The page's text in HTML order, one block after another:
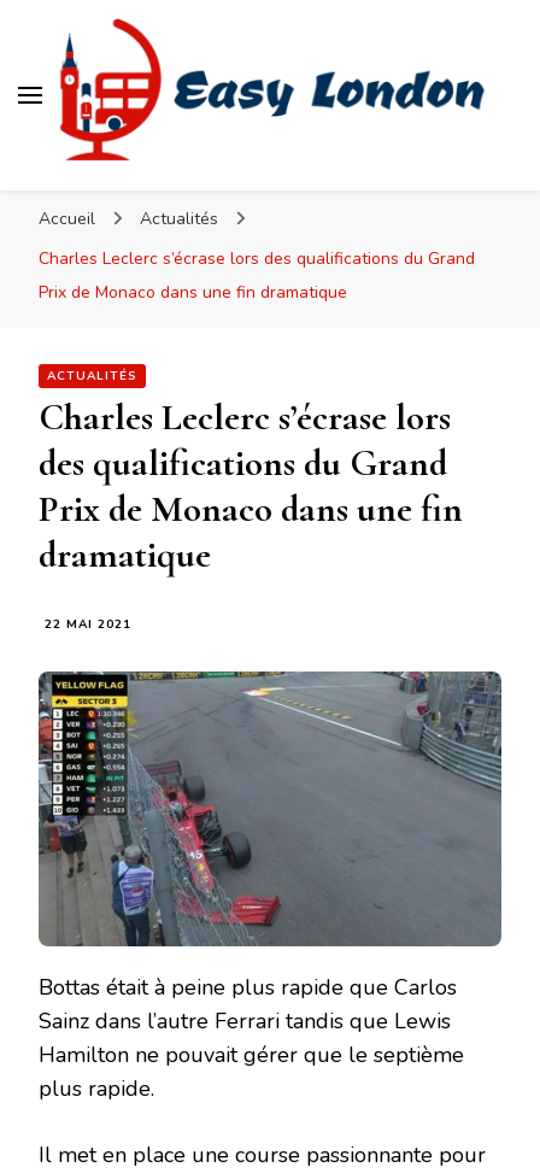
Accueil
Actualités
Charles Leclerc s’écrase lors des qualifications du Grand
Prix de Monaco dans une fin dramatique
ACTUALITÉS
Charles Leclerc s’écrase lors
des qualifications du Grand
Prix de Monaco dans une fin
dramatique
22 MAI 2021
Bottas était à peine plus rapide que Carlos
Sainz dans l’autre Ferrari tandis que Lewis
Hamilton ne pouvait gérer que le septième
plus rapide.
Il met en place une course passionnante pour